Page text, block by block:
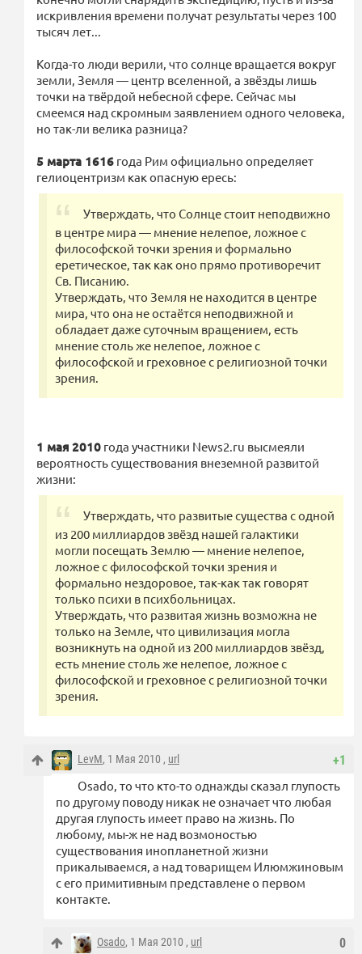
искривления времени получат результаты через 100
тысяч лет...
Когда-то люди верили, что солнце вращается вокруг
земли, Земля — центр вселенной, а звёзды лишь
точки на твёрдой небесной сфере. Сейчас мы
смеемся над скромным заявлением одного человека,
но так-ли велика разница?
5 марта 1616 года Рим официально определяет
гелиоцентризм как опасную ересь:
Утверждать, что Солнце стоит неподвижно
в центре мира — мнение нелепое, ложное с
философской точки зрения и формально
еретическое, так как оно прямо противоречит
Св. Писанию.
Утверждать, что Земля не находится в центре
мира, что она не остаётся неподвижной и
обладает даже суточным вращением, есть
мнение столь же нелепое, ложное с
философской и греховное с религиозной точки
зрения.
1 мая 2010 года участники News2.ru высмеяли
вероятность существования внеземной развитой
жизни:
Утверждать, что развитые существа с одной
из 200 миллиардов звёзд нашей галактики
могли посещать Землю — мнение нелепое,
ложное с философской точки зрения и
формально нездоровое, так-как так говорят
только психи в психбольницах.
Утверждать, что развитая жизнь возможна не
только на Земле, что цивилизация могла
возникнуть на одной из 200 миллиардов звёзд,
есть мнение столь же нелепое, ложное с
философской и греховное с религиозной точки
зрения.
+1
LevM, 1 Мая 2010 , url
Osado, то что кто-то однажды сказал глупость
по другому поводу никак не означает что любая
другая глупость имеет право на жизнь. По
любому, мы-ж не над возмоностью
существования инопланетной жизни
прикалываемся, а над товарищем Илюмжиновым
с его примитивным представлене о первом
контакте.
0
Osado, 1 Мая 2010 , url